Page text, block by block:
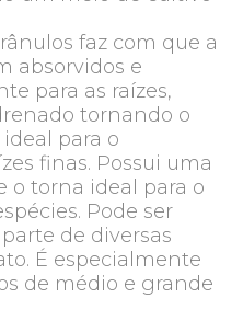
faz com que a
absorvidos e
para as raízes,
tornando o
para o
finas. Possui uma
o torna ideal para o
Pode ser
de diversas
É especialmente
de médio e grande